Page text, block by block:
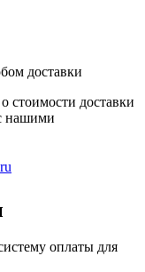
доставки
стоимости доставки
нашими
оплаты для